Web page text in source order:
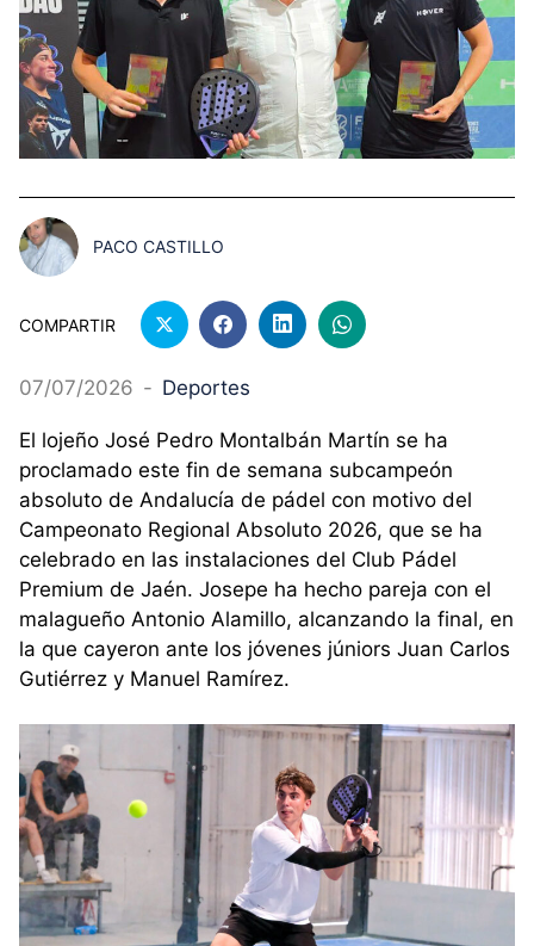
PACO CASTILLO
COMPARTIR
07/07/2026 - Deportes
El lojeño José Pedro Montalbán Martín se ha
proclamado este fin de semana subcampeón
absoluto de Andalucía de pádel con motivo del
Campeonato Regional Absoluto 2026, que se ha
celebrado en las instalaciones del Club Pádel
Premium de Jaén. Josepe ha hecho pareja con el
malagueño Antonio Alamillo, alcanzando la final, en
la que cayeron ante los jóvenes júniors Juan Carlos
Gutiérrez y Manuel Ramírez.